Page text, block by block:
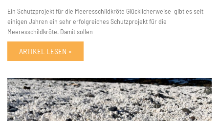
Ein Schutzprojekt für die Meeresschildkröte Glücklicherweise gibt es seit
einigen Jahren ein sehr erfolgreiches Schutzprojekt für die
Meeresschildkröte. Damit sollen
ARTIKEL LESEN »